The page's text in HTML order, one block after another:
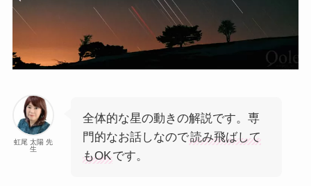
虹尾 太陽 先
生
全体的な星の動きの解説です。専
門的なお話しなので読み飛ばして
もOKです。